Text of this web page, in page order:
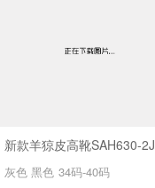
新款羊猄皮高靴SAH630-2J
灰色 黑色 34码-40码